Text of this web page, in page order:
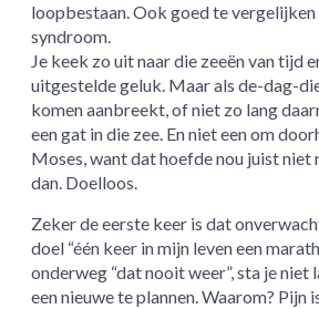
loopbestaan. Ook goed te vergelijken
syndroom.
Je keek zo uit naar die zeeën van tijd
uitgestelde geluk. Maar als de-dag-
komen aanbreekt, of niet zo lang
een gat in die zee. En niet een om
Moses, want dat hoefde nou juist niet
dan. Doelloos.
Zeker de eerste keer is dat
doel “één keer in mijn leven een
onderweg “dat nooit weer”, sta je niet
een nieuwe te plannen. Waarom? Pijn